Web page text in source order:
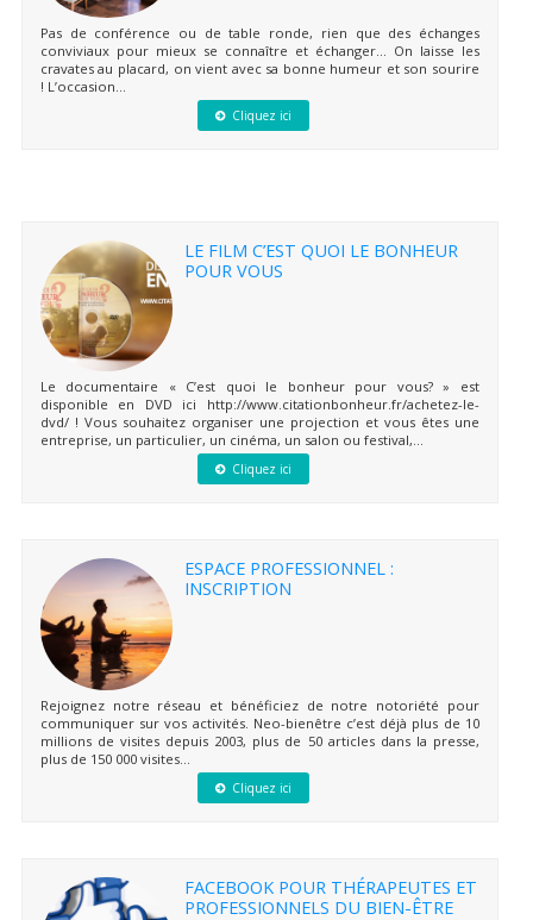
Pas de conférence ou de table ronde, rien que des échanges
conviviaux pour mieux se connaître et échanger… On laisse les
cravates au placard, on vient avec sa bonne humeur et son sourire
! L’occasion...
Cliquez ici
LE FILM C’EST QUOI LE BONHEUR
POUR VOUS
Le documentaire « C’est quoi le bonheur pour vous? » est
disponible en DVD ici http://www.citationbonheur.fr/achetez-le-
dvd/ ! Vous souhaitez organiser une projection et vous êtes une
entreprise, un particulier, un cinéma, un salon ou festival,...
Cliquez ici
ESPACE PROFESSIONNEL :
INSCRIPTION
Rejoignez notre réseau et bénéficiez de notre notoriété pour
communiquer sur vos activités. Neo-bienêtre c’est déjà plus de 10
millions de visites depuis 2003, plus de 50 articles dans la presse,
plus de 150 000 visites...
Cliquez ici
FACEBOOK POUR THÉRAPEUTES ET
PROFESSIONNELS DU BIEN-ÊTRE